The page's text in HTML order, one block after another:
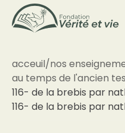
acceuil/nos
au temps de l'ancien
116- de la brebis par
116- de la brebis par